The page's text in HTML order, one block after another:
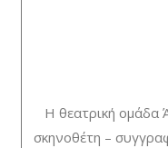
Η θεατρική ομάδα
σκηνοθέτη –